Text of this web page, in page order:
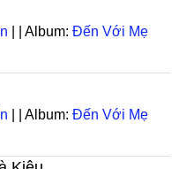
| | Album: Đến Với Mẹ
| | Album: Đến Với Mẹ